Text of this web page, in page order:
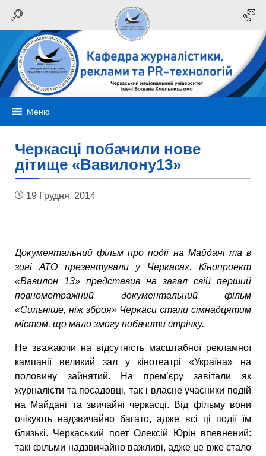
Меню
Черкасці побачили нове
дітище «Вавилону13»
19 Грудня, 2014
Документальний фільм про події на Майдані та в
зоні АТО презентували у Черкасах. Кінопроект
«Вавилон 13» представив на загал свій перший
повнометражний документальний фільм
«Сильніше, ніж зброя» Черкаси стали сімнадцятим
містом, що мало змогу побачити стрічку.
Не зважаючи на відсутність масштабної рекламної
кампанії великий зал у кінотеатрі «Україна» на
половину зайнятий. На прем’єру завітали як
журналісти та посадовці, так і власне учасники подій
на Майдані та звичайні черкасці. Від фільму вони
очікують надзвичайно багато, адже всі ці події їм
близькі. Черкаський поет Олексій Юрін впевнений:
такі фільми надзвичайно важливі, адже це вже стало